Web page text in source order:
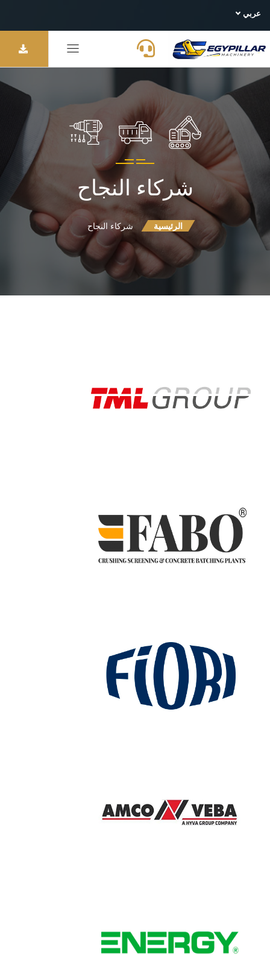
عربي
شركاء النجاح
الرئيسية شركاء النجاح